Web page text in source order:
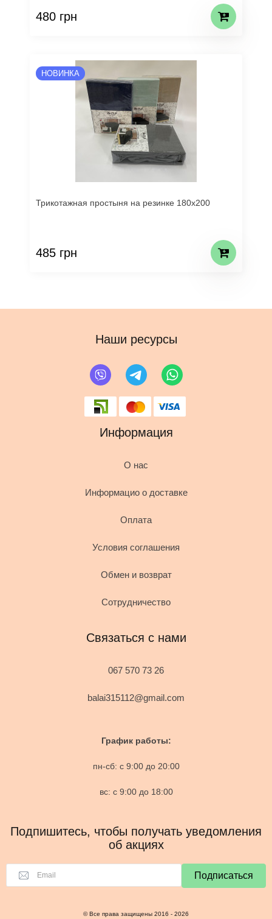
480 грн
НОВИНКА
Трикотажная простыня на резинке 180х200
485 грн
Наши ресурсы
Информация
О нас
Информацио о доставке
Оплата
Условия соглашения
Обмен и возврат
Сотрудничество
Связаться с нами
067 570 73 26
balai315112@gmail.com
График работы:
пн-сб: с 9:00 до 20:00
вс: с 9:00 до 18:00
Подпишитесь, чтобы получать уведомления
об акциях
Подписаться
© Все права защищены 2016 - 2026